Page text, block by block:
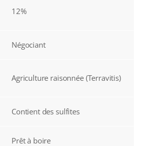
12%
Négociant
Agriculture raisonnée (Terravitis)
Contient des sulfites
Prêt à boire